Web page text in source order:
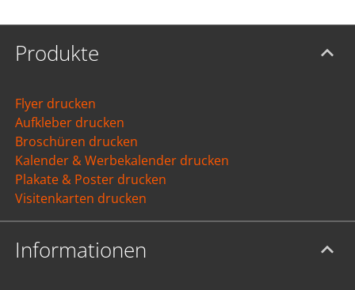
Produkte
Flyer drucken
Aufkleber drucken
Broschüren drucken
Kalender & Werbekalender drucken
Plakate & Poster drucken
Visitenkarten drucken
Informationen